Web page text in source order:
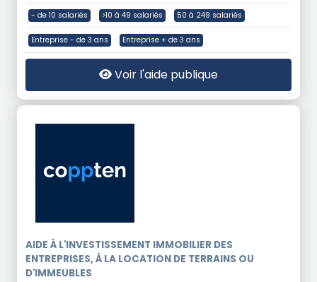
- de 10 salariés >10 à 49 salariés 50 à 249 salariés
Entreprise - de 3 ans Entreprise + de 3 ans
Voir l'aide publique
AIDE À L'INVESTISSEMENT IMMOBILIER DES
ENTREPRISES, À LA LOCATION DE TERRAINS OU
D'IMMEUBLES